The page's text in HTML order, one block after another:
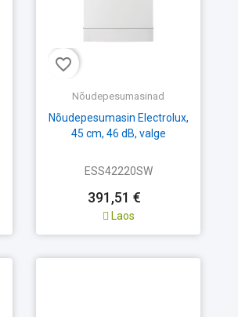
favorite_border
Nõudepesumasinad
Nõudepesumasin Electrolux,
45 cm, 46 dB, valge
ESS42220SW
391,51 €
Laos